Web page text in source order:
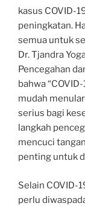
kasus COVID-
peningkatan.
semua untuk
Dr. Tjandra
Pencegahan
bahwa
mudah
serius bagi
langkah
mencuci
penting untuk
Selain COVID-
perlu